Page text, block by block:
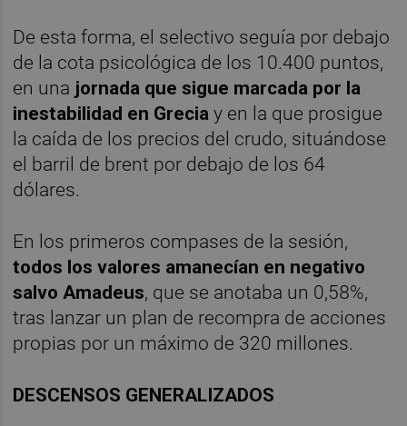
De esta forma, el selectivo seguía por debajo
de la cota psicológica de los 10.400 puntos,
en una jornada que sigue marcada por la
inestabilidad en Greciay en la que prosigue
la caída de los precios del crudo, situándose
el barril de brent por debajo de los 64
dólares.
En los primeros compases de la sesión,
todos los valores amanecían en negativo
salvo Amadeus, que se anotaba un 0,58%,
tras lanzar un plan de recompra de acciones
propias por un máximo de 320 millones.
DESCENSOS GENERALIZADOS